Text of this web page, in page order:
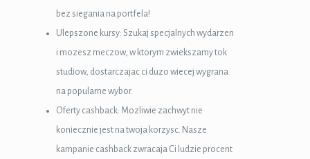
bez siegania na portfela!
Ulepszone kursy: Szukaj specjalnych wydarzen
i mozesz meczow, w ktorym zwiekszamy tok
studiow, dostarczajac ci duzo wiecej wygrana
na popularne wybor.
Oferty cashback: Mozliwie zachwyt nie
koniecznie jest na twoja korzysc. Nasze
kampanie cashback zwracaja Ci ludzie procent